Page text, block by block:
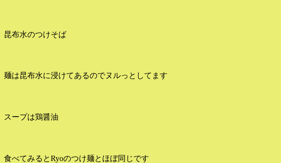
昆布水のつけそば
麺は昆布水に浸けてあるのでヌルっとしてます
スープは鶏醤油
食べてみるとRyoのつけ麺とほぼ同じです